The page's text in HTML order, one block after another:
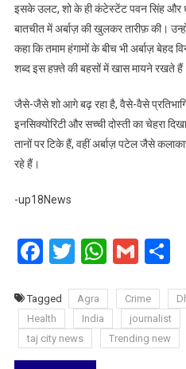
इसके उलट, शो के ही कंटेस्टेंट पवन सिंह और
बातचीत में अर्बाज़ की खुलकर तारीफ़ की।
कहा कि तमाम हंगामों के बीच भी अर्बाज़
शब्द इस हफ़्ते की बहसों में खास मायने रखते
जैसे-जैसे शो आगे बढ़ रहा है, वैसे-वैसे
इनसिक्योरिटी और सच्ची दोस्ती का चेहरा
तानों पर टिके हैं, वहीं अर्बाज़ पटेल जैसे
रहे हैं।
-up18News
Facebook
Twitter
Tagged Agra Crime
Health
India journalist
taj city news
Trending new